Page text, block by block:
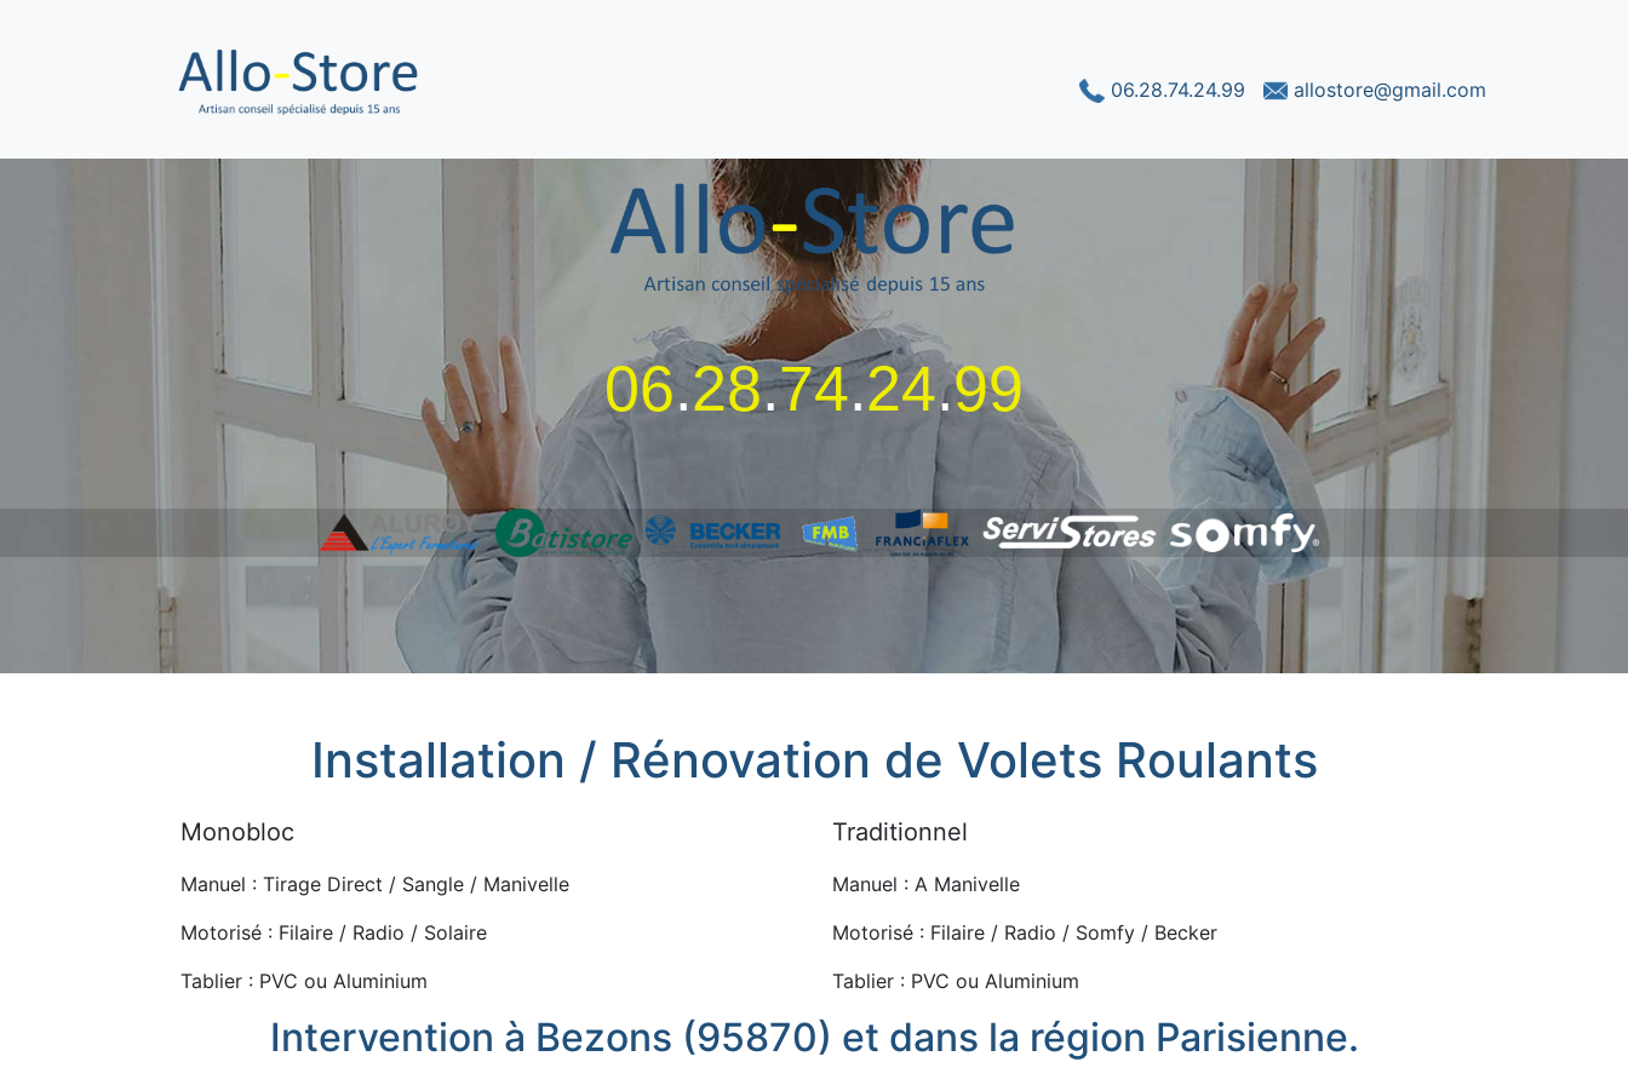
06.28.74.24.99 allostore@gmail.com
06.28.74.24.99
Installation / Rénovation de Volets Roulants
Monobloc
Manuel : Tirage Direct / Sangle / Manivelle
Motorisé : Filaire / Radio / Solaire
Tablier : PVC ou Aluminium
Traditionnel
Manuel : A Manivelle
Motorisé : Filaire / Radio / Somfy / Becker
Tablier : PVC ou Aluminium
Intervention à Bezons (95870) et dans la région Parisienne.